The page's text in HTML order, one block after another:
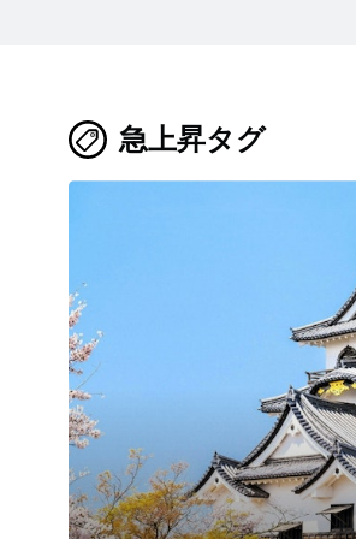
急上昇タグ